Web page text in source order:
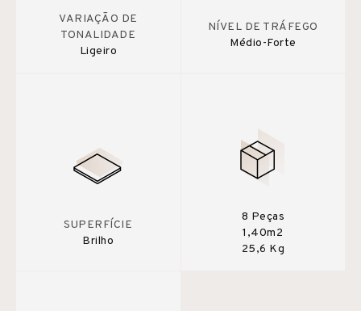
VARIAÇÃO DE
TONALIDADE
Ligeiro
NÍVEL DE TRÁFEGO
Médio-Forte
SUPERFÍCIE
Brilho
8 Peças
1,40m2
25,6 Kg